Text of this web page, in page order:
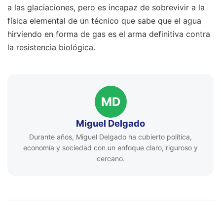
a las glaciaciones, pero es incapaz de sobrevivir a la
física elemental de un técnico que sabe que el agua
hirviendo en forma de gas es el arma definitiva contra
la resistencia biológica.
MD
Miguel Delgado
Durante años, Miguel Delgado ha cubierto política,
economía y sociedad con un enfoque claro, riguroso y
cercano.